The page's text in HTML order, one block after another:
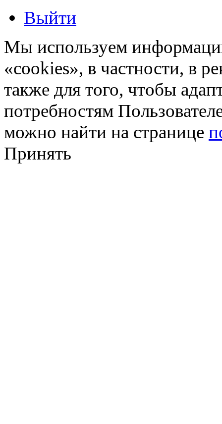
Выйти
Мы используем
«cookies», в частности, в
также для того, чтобы
потребностям
можно найти на странице
Принять